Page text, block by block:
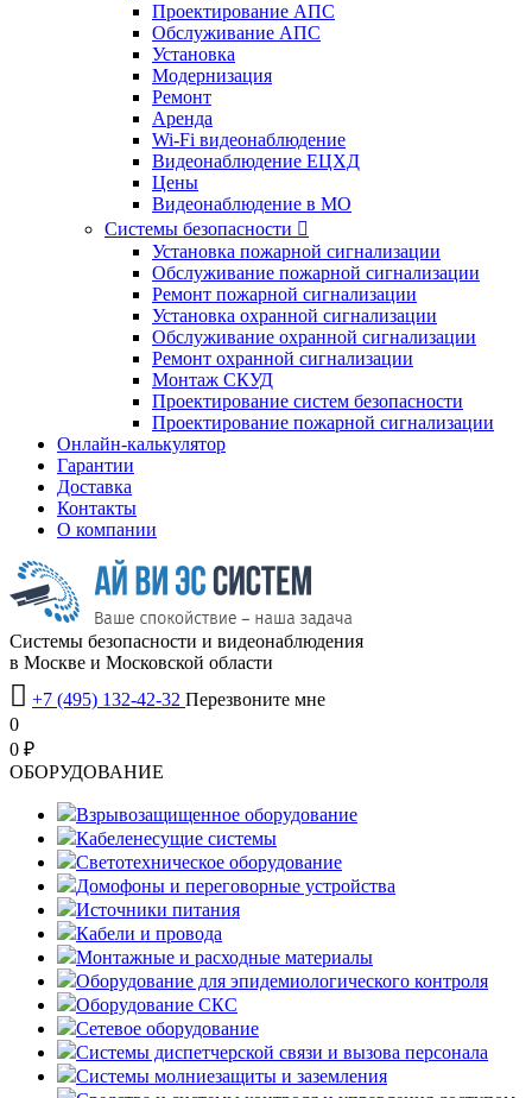
Проектирование АПС
Обслуживание АПС
Установка
Модернизация
Ремонт
Аренда
Wi-Fi видеонаблюдение
Видеонаблюдение ЕЦХД
Цены
Видеонаблюдение в МО
Системы безопасности 
Установка пожарной сигнализации
Обслуживание пожарной сигнализации
Ремонт пожарной сигнализации
Установка охранной сигнализации
Обслуживание охранной сигнализации
Ремонт охранной сигнализации
Монтаж СКУД
Проектирование систем безопасности
Проектирование пожарной сигнализации
Онлайн-калькулятор
Гарантии
Доставка
Контакты
О компании
Системы безопасности и видеонаблюдения
в Москве и Московской области
 +7 (495) 132-42-32 Перезвоните мне
0
0 ₽
OБОРУДОВАНИЕ
Взрывозащищенное оборудование
Кабеленесущие системы
Светотехническое оборудование
Домофоны и переговорные устройства
Источники питания
Кабели и провода
Монтажные и расходные материалы
Оборудование для эпидемиологического контроля
Оборудование СКС
Сетевое оборудование
Системы диспетчерской связи и вызова персонала
Системы молниезащиты и заземления